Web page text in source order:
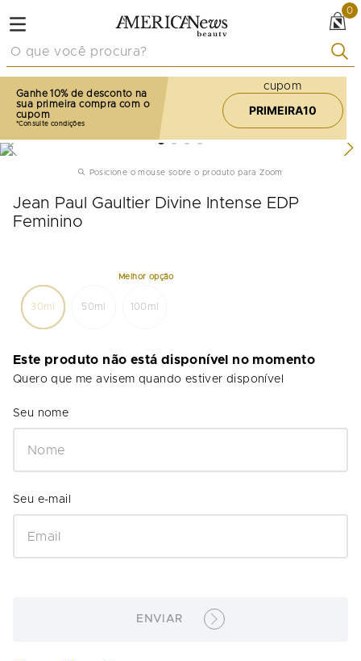
0
Ganhe 10% de desconto na
sua primeira compra com o
cupom
cupom
PRIMEIRA10
Posicione o mouse sobre o produto para Zoom
Jean Paul Gaultier Divine Intense EDP
Feminino
30ml 50ml 100ml
Este produto não está disponível no momento
Quero que me avisem quando estiver disponível
ENVIAR